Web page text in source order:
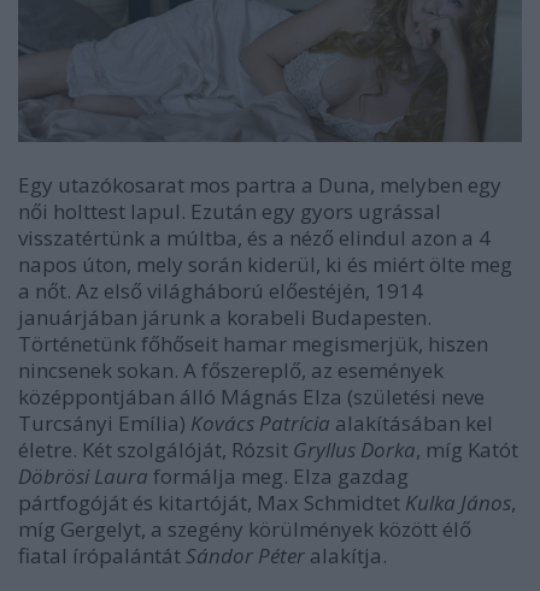
Egy utazókosarat mos partra a Duna, melyben egy
női holttest lapul. Ezután egy gyors ugrással
visszatértünk a múltba, és a néző elindul azon a 4
napos úton, mely során kiderül, ki és miért ölte meg
a nőt. Az első világháború előestéjén, 1914
januárjában járunk a korabeli Budapesten.
Történetünk főhőseit hamar megismerjük, hiszen
nincsenek sokan. A főszereplő, az események
középpontjában álló Mágnás Elza (születési neve
Turcsányi Emília) Kovács Patrícia alakításában kel
életre. Két szolgálóját, Rózsit Gryllus Dorka, míg Katót
Döbrösi Laura formálja meg. Elza gazdag
pártfogóját és kitartóját, Max Schmidtet Kulka János,
míg Gergelyt, a szegény körülmények között élő
fiatal írópalántát Sándor Péter alakítja.